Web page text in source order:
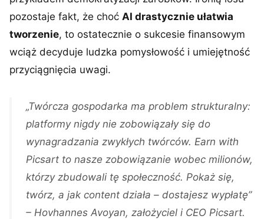
pozostaje fakt, że choć AI drastycznie ułatwia
tworzenie, to ostatecznie o sukcesie finansowym
wciąż decyduje ludzka pomysłowość i umiejętność
przyciągnięcia uwagi.
„Twórcza gospodarka ma problem strukturalny:
platformy nigdy nie zobowiązały się do
wynagradzania zwykłych twórców. Earn with
Picsart to nasze zobowiązanie wobec milionów,
którzy zbudowali tę społeczność. Pokaż się,
twórz, a jak content działa – dostajesz wypłatę”
– Hovhannes Avoyan, założyciel i CEO Picsart.